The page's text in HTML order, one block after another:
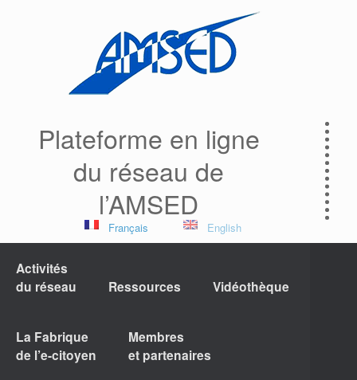
Plateforme en ligne
du réseau de
l’AMSED
Français English
Activités
du réseau
Ressources Vidéothèque
La Fabrique
de l’e-citoyen
Membres
et partenaires